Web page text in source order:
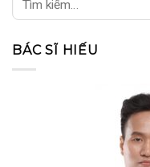
BÁC SĨ HIẾU